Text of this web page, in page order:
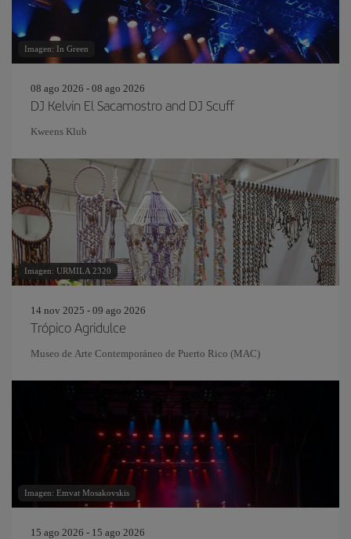
Imagen: In Green
08 ago 2026 - 08 ago 2026
DJ Kelvin El Sacamostro and DJ Scuff
Kweens Klub
Imagen: URMILA 2320
14 nov 2025 - 09 ago 2026
Trópico Agridulce
Museo de Arte Contemporáneo de Puerto Rico (MAC)
Imagen: Emvat Mosakovskis
15 ago 2026 - 15 ago 2026